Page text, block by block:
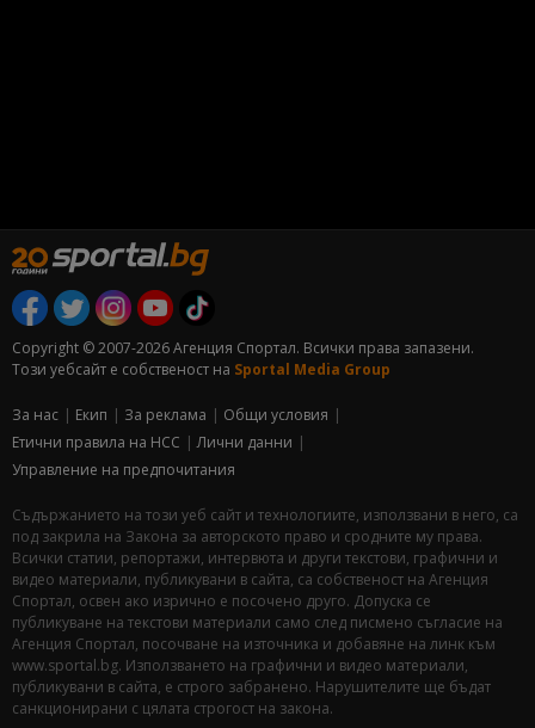
Copyright © 2007-2026 Агенция Спортал. Всички права запазени.
Този уебсайт е собственост на Sportal Media Group
За нас Екип За рекламa
Общи условия
Етични правила на НСС
Лични данни
Управление на предпочитания
Съдържанието на този уеб сайт и технологиите, използвани в него, са
под закрила на Закона за авторското право и сродните му права.
Всички статии, репортажи, интервюта и други текстови, графични и
видео материали, публикувани в сайта, са собственост на Агенция
Спортал, освен ако изрично е посочено друго. Допуска се
публикуване на текстови материали само след писмено съгласие на
Агенция Спортал, посочване на източника и добавяне на линк към
www.sportal.bg. Използването на графични и видео материали,
публикувани в сайта, е строго забранено. Нарушителите ще бъдат
санкционирани с цялата строгост на закона.